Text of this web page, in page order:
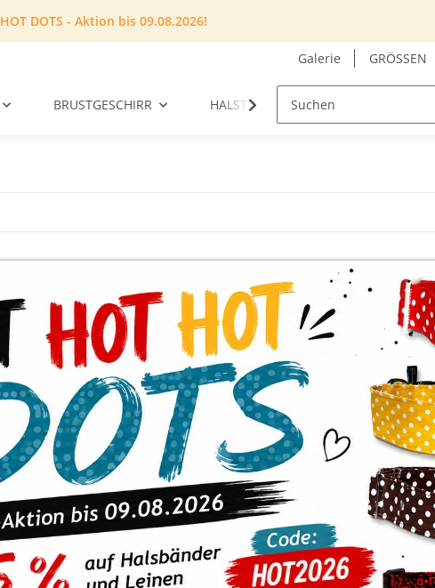
HOT DOTS - Aktion bis 09.08.2026!
Galerie GRÖSSEN
BRUSTGESCHIRR HALSTUCH GUTSCHEIN